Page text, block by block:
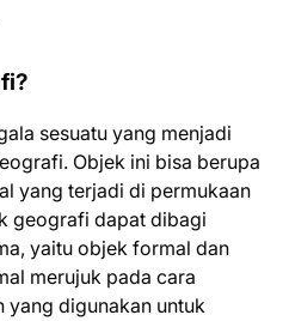
sesuatu yang menjadi
Objek ini bisa berupa
yang terjadi di permukaan
geografi dapat dibagi
yaitu objek formal dan
merujuk pada cara
yang digunakan untuk